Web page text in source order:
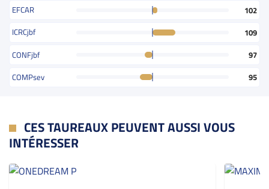
EFCAR
102
ICRCjbf
109
CONFjbf
97
COMPsev
95
CES TAUREAUX PEUVENT AUSSI VOUS
INTÉRESSER